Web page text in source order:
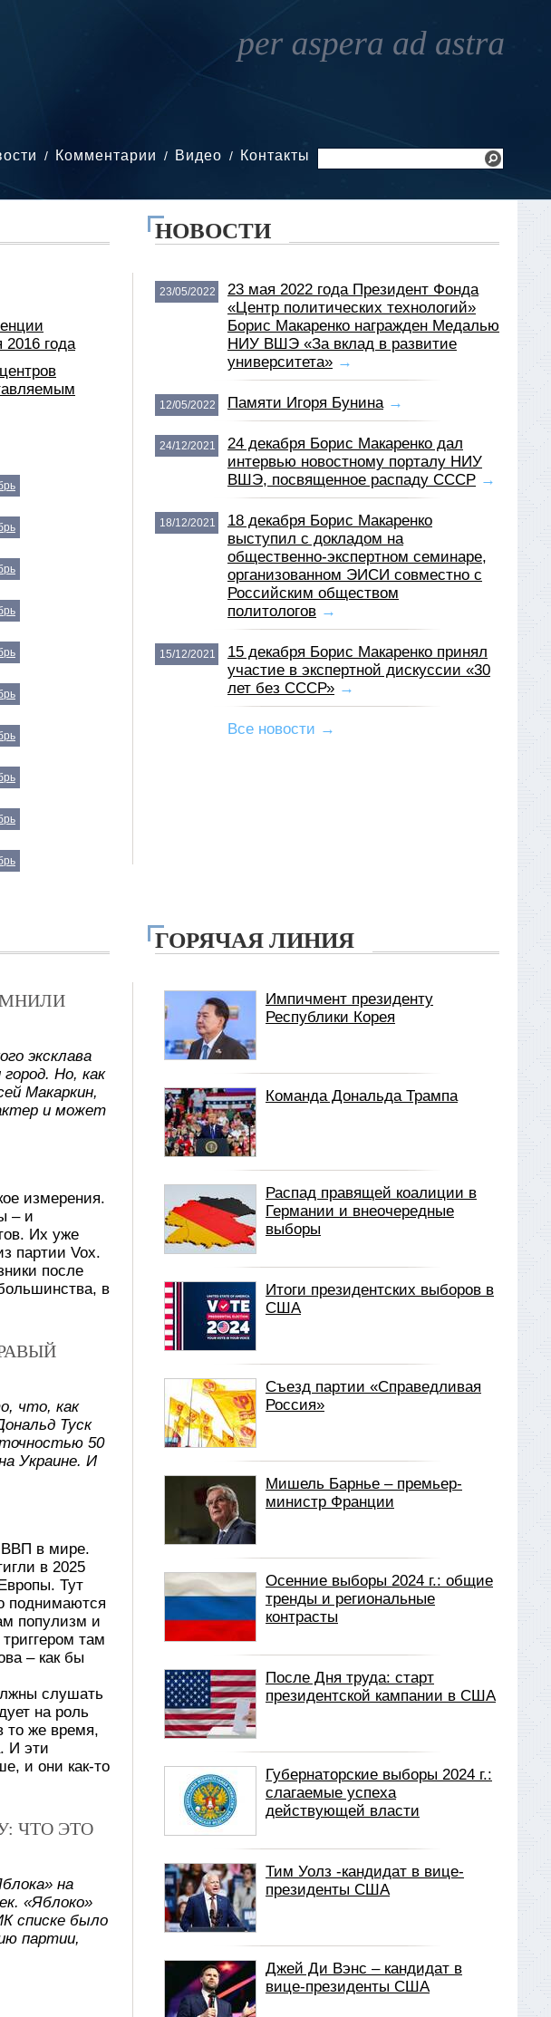
Комментарии Видео Контакты
года
НОВОСТИ
23/05/2022
23 мая 2022 года Президент Фонда
«Центр политических технологий»
Борис Макаренко награжден Медалью
НИУ ВШЭ «За вклад в развитие
университета» →
12/05/2022 Памяти Игоря Бунина →
24/12/2021
24 декабря Борис Макаренко дал
интервью новостному порталу НИУ
ВШЭ, посвященное распаду СССР →
18/12/2021
18 декабря Борис Макаренко
выступил с докладом на
общественно-экспертном семинаре,
организованном ЭИСИ совместно с
Российским обществом
политологов →
15/12/2021
15 декабря Борис Макаренко принял
участие в экспертной дискуссии «30
лет без СССР» →
Все новости →
эксклава
Но, как
Макаркин,
и может
измерения.
– и
Их уже
партии Vox.
после
в
что, как
Туск
50
Украине. И
ВВП в мире.
в 2025
Тут
поднимаются
популизм и
там
– как бы
слушать
на роль
то же время,
И эти
и они как-то
ЧТО ЭТО
на
«Яблоко»
списке было
партии,
ГОРЯЧАЯ ЛИНИЯ
Импичмент президенту
Республики Корея
Команда Дональда Трампа
Распад правящей коалиции в
Германии и внеочередные
выборы
Итоги президентских выборов в
США
Съезд партии «Справедливая
Россия»
Мишель Барнье – премьер-
министр Франции
Осенние выборы 2024 г.: общие
тренды и региональные
контрасты
После Дня труда: старт
президентской кампании в США
Губернаторские выборы 2024 г.:
слагаемые успеха
действующей власти
Тим Уолз -кандидат в вице-
президенты США
Джей Ди Вэнс – кандидат в
вице-президенты США